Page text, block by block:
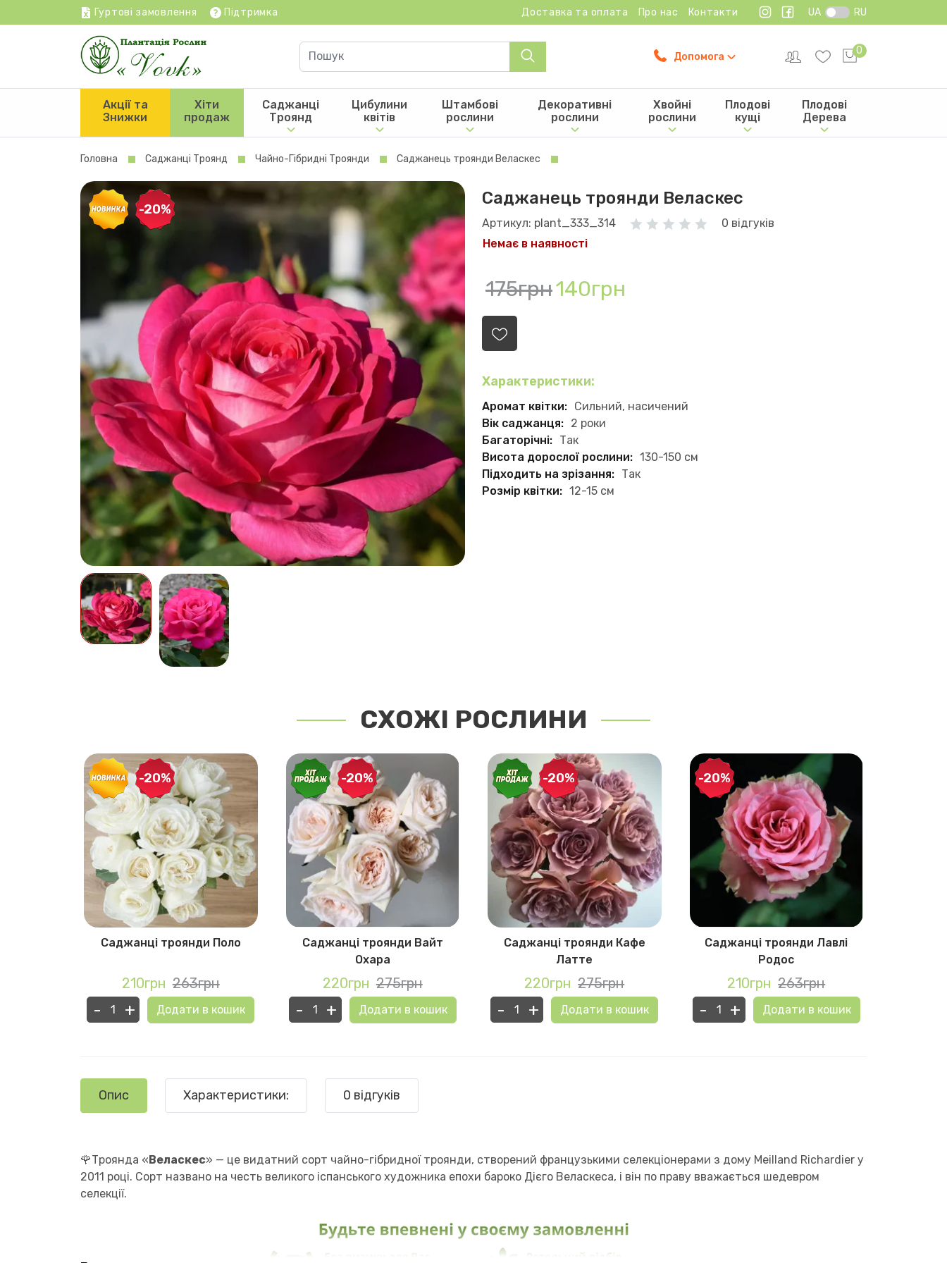
Гуртові замовлення Підтримка Доставка та оплата Про нас Контакти UA RU
Допомога
0
Акції та
Знижки
Хіти
продаж
Саджанці
Троянд
Цибулини
квітів
Штамбові
рослини
Декоративні
рослини
Хвойні
рослини
Плодові
кущі
Плодові
Дерева
Головна Саджанці Троянд Чайно-Гібридні Троянди Саджанець троянди Веласкес
-20%
Саджанець троянди Веласкес
Артикул: plant_333_314
0 відгуків
Немає в наявності
175грн140грн
Характеристики:
Аромат квітки: Сильний, насичений
Вік саджанця: 2 роки
Багаторічні: Так
Висота дорослої рослини: 130-150 см
Підходить на зрізання: Так
Розмір квітки: 12-15 см
СХОЖІ РОСЛИНИ
-20%
Саджанці троянди Поло
210грн 263грн
- + Додати в кошик
-20%
Саджанці троянди Вайт
Охара
220грн 275грн
- + Додати в кошик
-20%
Саджанці троянди Кафе
Латте
220грн 275грн
- + Додати в кошик
-20%
Саджанці троянди Лавлі
Родос
210грн 263грн
- + Додати в кошик
Опис Характеристики: 0 відгуків
🌹Троянда «Веласкес» — це видатний сорт чайно-гібридної троянди, створений французькими селекціонерами з дому Meilland Richardier у
2011 році. Сорт названо на честь великого іспанського художника епохи бароко Дієго Веласкеса, і він по праву вважається шедевром
селекції.